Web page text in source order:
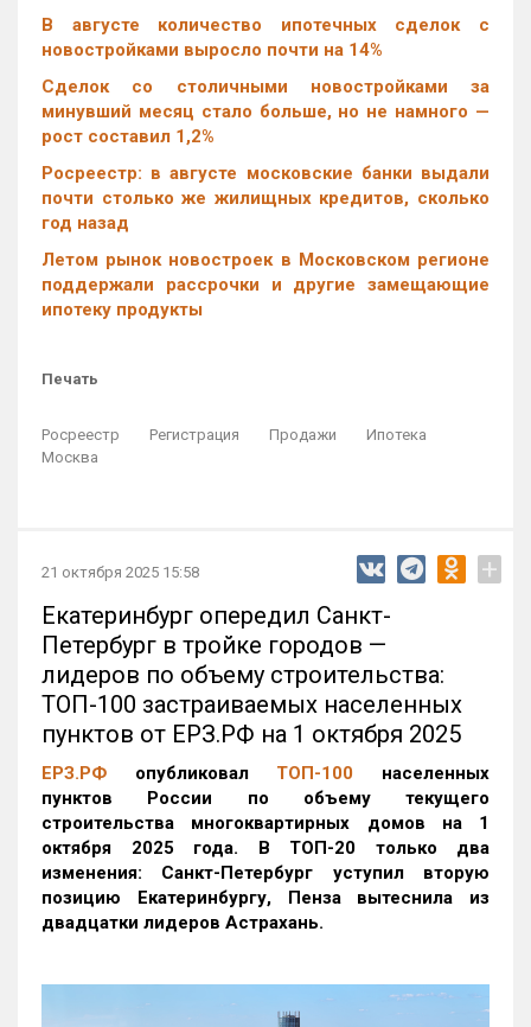
В августе количество ипотечных сделок с
новостройками выросло почти на 14%
Cделок со столичными новостройками за
минувший месяц стало больше, но не намного —
рост составил 1,2%
Росреестр: в августе московские банки выдали
почти столько же жилищных кредитов, сколько
год назад
Летом рынок новостроек в Московском регионе
поддержали рассрочки и другие замещающие
ипотеку продукты
Печать
Росреестр Регистрация Продажи
Ипотека
Москва
21 октября 2025 15:58 +
Екатеринбург опередил Санкт-
Петербург в тройке городов —
лидеров по объему строительства:
ТОП-100 застраиваемых населенных
пунктов от ЕРЗ.РФ на 1 октября 2025
ЕРЗ.РФ опубликовал ТОП-100 населенных
пунктов России по объему текущего
строительства многоквартирных домов на 1
октября 2025 года. В ТОП-20 только два
изменения: Санкт-Петербург уступил вторую
позицию Екатеринбургу, Пенза вытеснила из
двадцатки лидеров Астрахань.